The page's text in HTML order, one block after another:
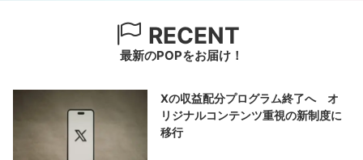
RECENT
最新のPOPをお届け！
Xの収益配分プログラム終了へ オ
リジナルコンテンツ重視の新制度に
移行